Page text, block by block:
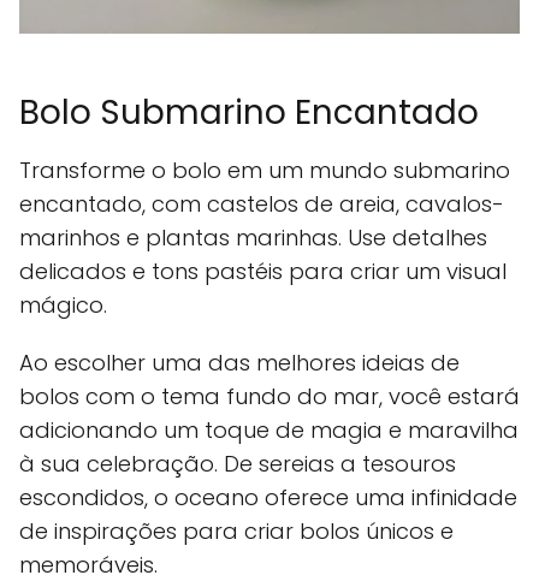
Bolo Submarino Encantado
Transforme o bolo em um mundo submarino
encantado, com castelos de areia, cavalos-
marinhos e plantas marinhas. Use detalhes
delicados e tons pastéis para criar um visual
mágico.
Ao escolher uma das melhores ideias de
bolos com o tema fundo do mar, você estará
adicionando um toque de magia e maravilha
à sua celebração. De sereias a tesouros
escondidos, o oceano oferece uma infinidade
de inspirações para criar bolos únicos e
memoráveis.